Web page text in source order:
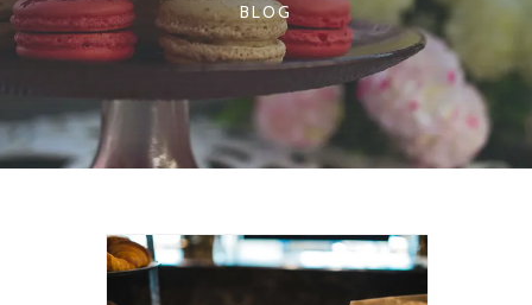
BLOG